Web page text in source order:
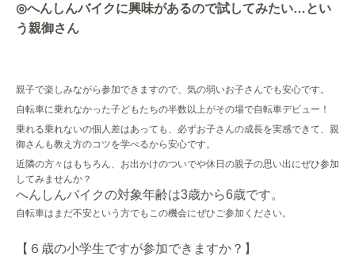
◎へんしんバイクに興味があるので試してみたい…とい
う親御さん
親子で楽しみながら参加できますので、気の弱いお子さんでも安心です。
自転車に乗れなかった子どもたちの半数以上がその場で自転車デビュー！
乗れる乗れないの個人差はあっても、必ずお子さんの成長を実感できて、親
御さんも教え方のコツを学べるから安心です。
近隣の方々はもちろん、お出かけのついでや休日の親子の思い出にぜひ参加
してみませんか？
へんしんバイクの対象年齢は3歳から6歳です。
自転車はまだ不安という方でもこの機会にぜひご参加ください。
【６歳の小学生ですが参加できますか？】